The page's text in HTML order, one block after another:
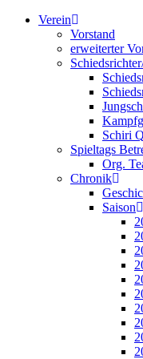
Verein
Vorstand
erweiterter
Schiri
Spieltags
Org.
Chronik
Saison